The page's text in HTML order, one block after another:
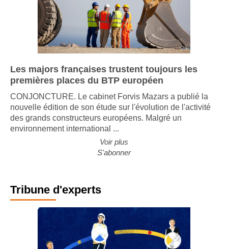
Les majors françaises trustent toujours les
premières places du BTP européen
CONJONCTURE. Le cabinet Forvis Mazars a publié la
nouvelle édition de son étude sur l'évolution de l'activité
des grands constructeurs européens. Malgré un
Voir plus
Tribune d'experts